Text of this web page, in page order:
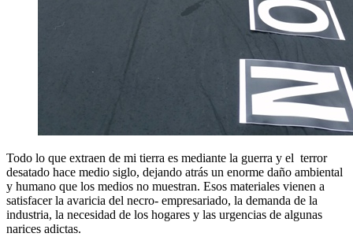
Todo lo que extraen de mi tierra es mediante la guerra y el terror
desatado hace medio siglo, dejando atrás un enorme daño ambiental
y humano que los medios no muestran. Esos materiales vienen a
satisfacer la avaricia del necro- empresariado, la demanda de la
industria, la necesidad de los hogares y las urgencias de algunas
narices adictas.